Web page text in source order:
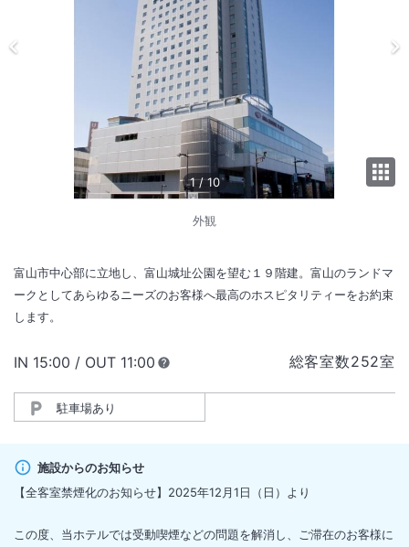
1 /10
外観
富山市中心部に立地し、富山城址公園を望む１９階建。富山のランドマ
ークとしてあらゆるニーズのお客様へ最高のホスピタリティーをお約束
します。
総客室数252室
IN チェックイン
15:00 / OUT チェックアウト
11:00
駐車場あり
施設からのお知らせ
【全客室禁煙化のお知らせ】2025年12月1日（日）より
この度、当ホテルでは受動喫煙などの問題を解消し、ご滞在のお客様に